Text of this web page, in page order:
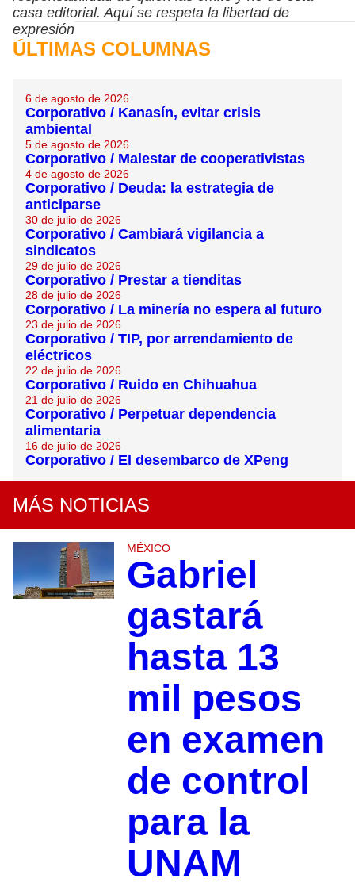
casa editorial. Aquí se respeta la libertad de
expresión
ÚLTIMAS COLUMNAS
6 de agosto de 2026
Corporativo / Kanasín, evitar crisis
ambiental
5 de agosto de 2026
Corporativo / Malestar de cooperativistas
4 de agosto de 2026
Corporativo / Deuda: la estrategia de
anticiparse
30 de julio de 2026
Corporativo / Cambiará vigilancia a
sindicatos
29 de julio de 2026
Corporativo / Prestar a tienditas
28 de julio de 2026
Corporativo / La minería no espera al futuro
23 de julio de 2026
Corporativo / TIP, por arrendamiento de
eléctricos
22 de julio de 2026
Corporativo / Ruido en Chihuahua
21 de julio de 2026
Corporativo / Perpetuar dependencia
alimentaria
16 de julio de 2026
Corporativo / El desembarco de XPeng
MÁS NOTICIAS
MÉXICO
Gabriel
gastará
hasta 13
mil pesos
en examen
de control
para la
UNAM